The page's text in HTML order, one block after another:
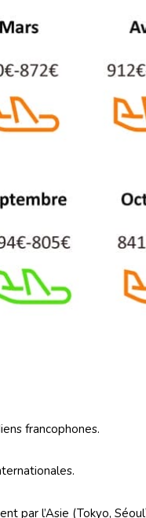
francophones.
par l’Asie (Tokyo,